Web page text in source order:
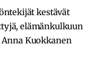
kestävät
elämänkulkuun
Kuokkanen